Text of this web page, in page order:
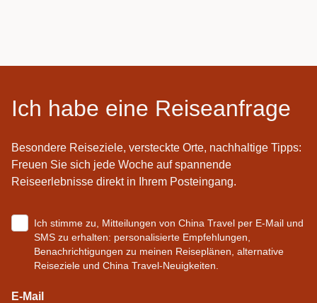
Ich habe eine Reiseanfrage
Besondere Reiseziele, versteckte Orte, nachhaltige Tipps:
Freuen Sie sich jede Woche auf spannende
Reiseerlebnisse direkt in Ihrem Posteingang.
Ich stimme zu, Mitteilungen von China Travel per E-Mail und
SMS zu erhalten: personalisierte Empfehlungen,
Benachrichtigungen zu meinen Reiseplänen, alternative
Reiseziele und China Travel-Neuigkeiten.
E-Mail